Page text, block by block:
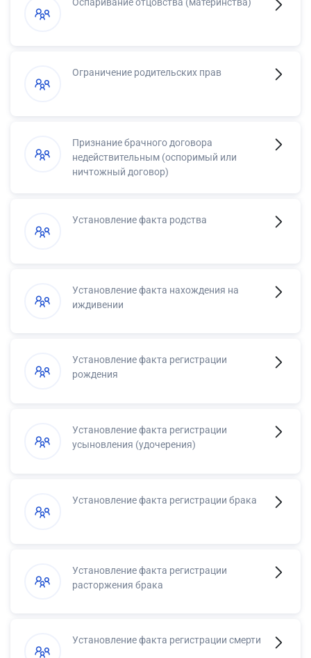
Оспаривание отцовства (материнства)
Ограничение родительских прав
Признание брачного договора
недействительным (оспоримый или
ничтожный договор)
Установление факта родства
Установление факта нахождения на
иждивении
Установление факта регистрации
рождения
Установление факта регистрации
усыновления (удочерения)
Установление факта регистрации брака
Установление факта регистрации
расторжения брака
Установление факта регистрации смерти